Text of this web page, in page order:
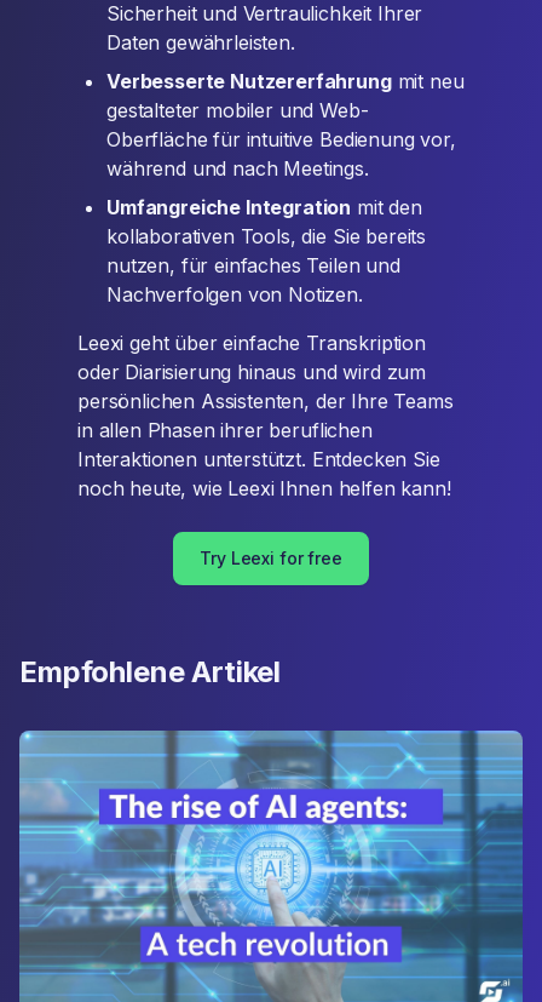
Sicherheit und Vertraulichkeit Ihrer
Daten gewährleisten.
Verbesserte Nutzererfahrungmit neu
gestalteter mobiler und Web-
Oberfläche für intuitive Bedienung vor,
während und nach Meetings.
Umfangreiche Integration mit den
kollaborativen Tools, die Sie bereits
nutzen, für einfaches Teilen und
Nachverfolgen von Notizen.
Leexi geht über einfache Transkription
oder Diarisierung hinaus und wird zum
persönlichen Assistenten, der Ihre Teams
in allen Phasen ihrer beruflichen
Interaktionen unterstützt. Entdecken Sie
noch heute, wie Leexi Ihnen helfen kann!
Try Leexi for free
Empfohlene Artikel